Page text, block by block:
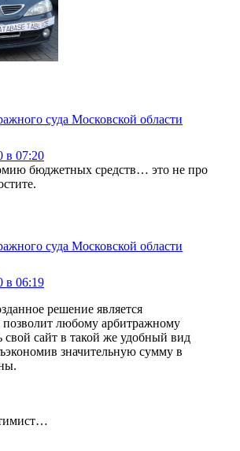
суда Московской области
в 07:20
бюджетных средств… это не про
суда Московской области
в 06:19
решение является
любому арбитражному
свой сайт в такой же удобный вид
значительную сумму в